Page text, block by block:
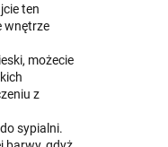
ten
wnętrze
możecie
z
sypialni.